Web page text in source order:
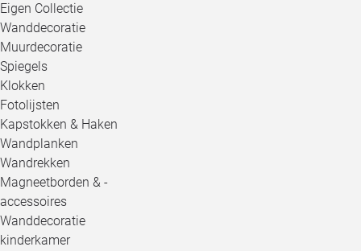
Eigen Collectie
Wanddecoratie
Muurdecoratie
Spiegels
Klokken
Fotolijsten
Kapstokken & Haken
Wandplanken
Wandrekken
Magneetborden & -
accessoires
Wanddecoratie
kinderkamer